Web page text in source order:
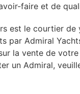
faire et de
est le courtier de
par Admiral
la vente de
un Admiral,